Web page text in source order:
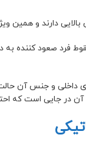
دارند و همین
صعود کننده به
داخلی و جنس آن
آن در جایی است که